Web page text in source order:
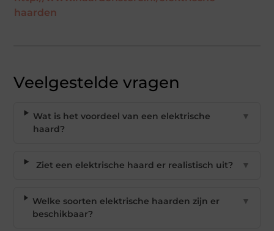
haarden
Veelgestelde vragen
Wat is het voordeel van een elektrische
haard?
▼
Ziet een elektrische haard er realistisch uit? ▼
Welke soorten elektrische haarden zijn er
beschikbaar?
▼